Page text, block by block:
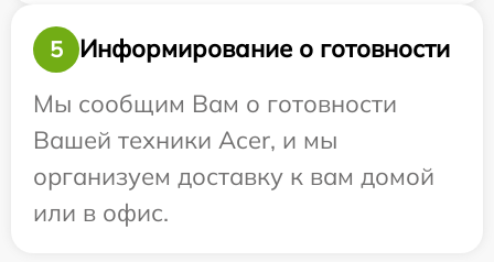
5
Информирование о готовности
Мы сообщим Вам о готовности
Вашей техники Acer, и мы
организуем доставку к вам домой
или в офис.